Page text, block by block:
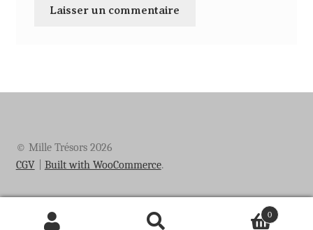
© Mille Trésors 2026
CGV
Built with WooCommerce.
0